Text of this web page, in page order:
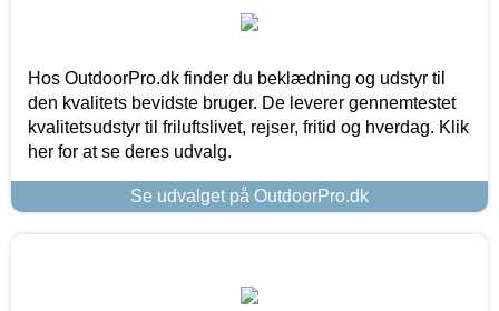
Hos OutdoorPro.dk finder du beklædning og udstyr til
den kvalitets bevidste bruger. De leverer gennemtestet
kvalitetsudstyr til friluftslivet, rejser, fritid og hverdag. Klik
her for at se deres udvalg.
Se udvalget på OutdoorPro.dk